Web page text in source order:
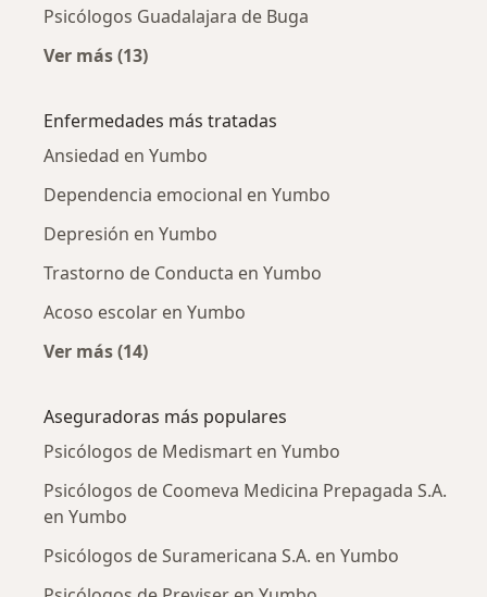
Psicólogos Guadalajara de Buga
Ver más (13)
Enfermedades más tratadas
Ansiedad en Yumbo
Dependencia emocional en Yumbo
Depresión en Yumbo
Trastorno de Conducta en Yumbo
Acoso escolar en Yumbo
Ver más (14)
Aseguradoras más populares
Psicólogos de Medismart en Yumbo
Psicólogos de Coomeva Medicina Prepagada S.A.
en Yumbo
Psicólogos de Suramericana S.A. en Yumbo